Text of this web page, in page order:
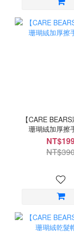
【CARE BEARS
珊瑚絨加厚擦